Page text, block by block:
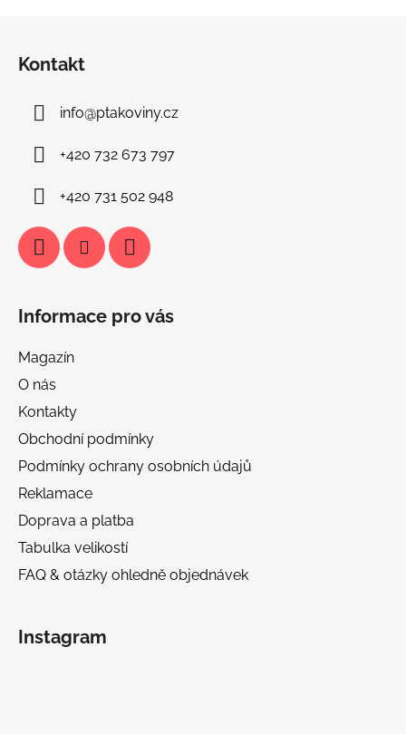
Kontakt
info@ptakoviny.cz
+420 732 673 797
+420 731 502 948
Informace pro vás
Magazín
O nás
Kontakty
Obchodní podmínky
Podmínky ochrany osobních údajů
Reklamace
Doprava a platba
Tabulka velikostí
FAQ & otázky ohledně objednávek
Instagram